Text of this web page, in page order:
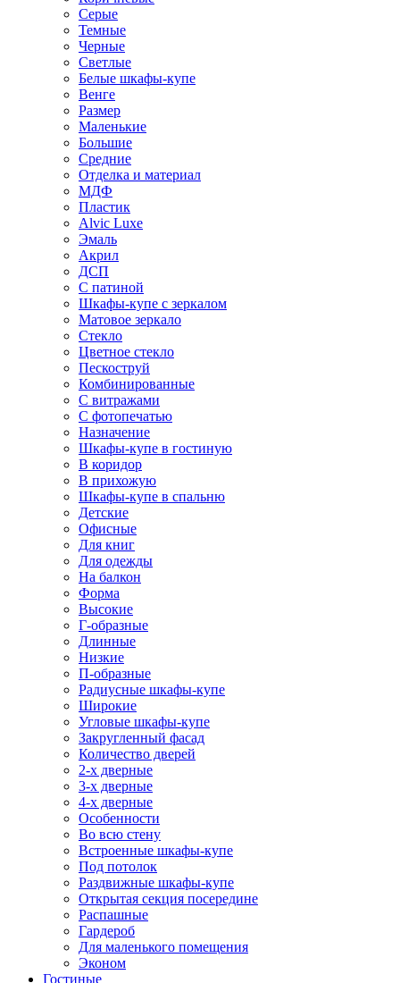
Серые
Темные
Черные
Светлые
Белые шкафы-купе
Венге
Размер
Маленькие
Большие
Средние
Отделка и материал
МДФ
Пластик
Alvic Luxe
Эмаль
Акрил
ДСП
С патиной
Шкафы-купе с зеркалом
Матовое зеркало
Стекло
Цветное стекло
Пескоструй
Комбинированные
С витражами
С фотопечатью
Назначение
Шкафы-купе в гостиную
В коридор
В прихожую
Шкафы-купе в спальню
Детские
Офисные
Для книг
Для одежды
На балкон
Форма
Высокие
Г-образные
Длинные
Низкие
П-образные
Радиусные шкафы-купе
Широкие
Угловые шкафы-купе
Закругленный фасад
Количество дверей
2-х дверные
3-х дверные
4-х дверные
Особенности
Во всю стену
Встроенные шкафы-купе
Под потолок
Раздвижные шкафы-купе
Открытая секция посередине
Распашные
Гардероб
Для маленького помещения
Эконом
Гостиные